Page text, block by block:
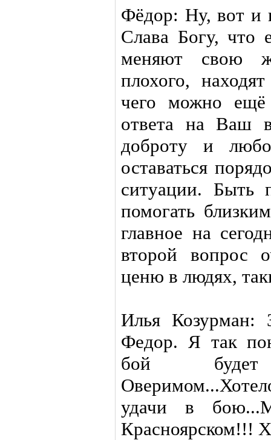
Фёдор: Ну, вот и
Слава Богу, что
меняют свою
плохого,
чего можно ещё
ответа на Ваш
доброту и
оставаться
ситуации. Быть
помогать
главное на
второй вопрос
ценю в людях,
Илья Козурман:
Федор. Я так
бой
удачи в
Красноярском!!!